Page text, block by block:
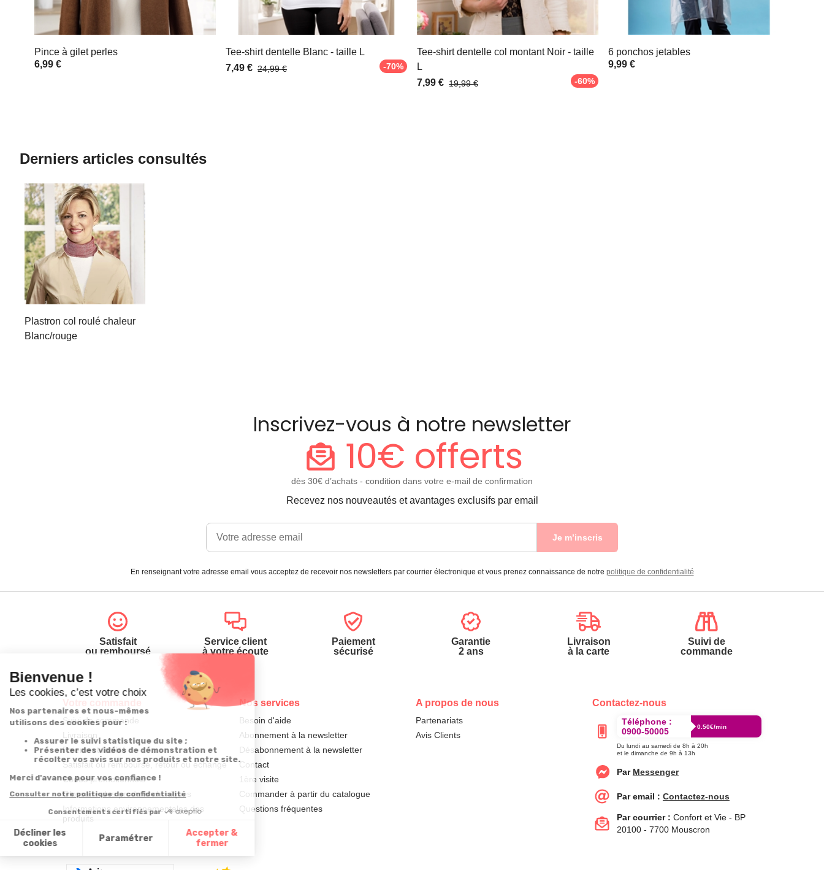
Pince à gilet perles
6,99 €
Tee-shirt dentelle Blanc - taille L
7,49 € 24,99 € -70%
Tee-shirt dentelle col montant Noir - taille
L
7,99 € 19,99 € -60%
6 ponchos jetables
9,99 €
Derniers articles consultés
Plastron col roulé chaleur
Blanc/rouge
Inscrivez-vous à notre newsletter
10€ offerts
dès 30€ d’achats - condition dans votre e-mail de confirmation
Recevez nos nouveautés et avantages exclusifs par email
Je m’inscris
En renseignant votre adresse email vous acceptez de recevoir nos newsletters par courrier électronique et vous prenez connaissance de notre politique de confidentialité
Satisfait
ou remboursé
Service client
à votre écoute
Paiement
sécurisé
Garantie
2 ans
Livraison
à la carte
Suivi de
commande
Suivi de commande
Livraison
Paiement facilité
Satisfait ou remboursé, retour ou échange
Codes promotionnels
Glossaire des produits chimiques
Informations environnementales des
produits
Nos services
Besoin d'aide
Abonnement à la newsletter
Désabonnement à la newsletter
Contact
1ère visite
Commander à partir du catalogue
Questions fréquentes
A propos de nous
Partenariats
Avis Clients
Contactez-nous
Téléphone :
0900-50005
0.50€/min
Du lundi au samedi de 8h à 20h
et le dimanche de 9h à 13h
Par Messenger
Par email : Contactez-nous
Par courrier : Confort et Vie - BP
20100 - 7700 Mouscron